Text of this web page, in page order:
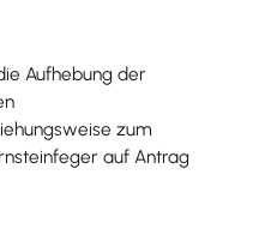
Aufhebung der
zum
auf Antrag